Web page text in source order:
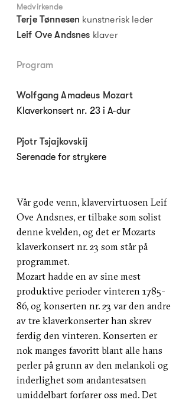
Medvirkende
Terje Tønnesen kunstnerisk leder
Leif Ove Andsnes klaver
Program
Wolfgang Amadeus Mozart
Klaverkonsert nr. 23 i A-dur
Pjotr Tsjajkovskij
Serenade for strykere
Vår gode venn, klavervirtuosen Leif
Ove Andsnes, er tilbake som solist
denne kvelden, og det er Mozarts
klaverkonsert nr. 23 som står på
programmet.
Mozart hadde en av sine mest
produktive perioder vinteren 1785-
86, og konserten nr. 23 var den andre
av tre klaverkonserter han skrev
ferdig den vinteren. Konserten er
nok manges favoritt blant alle hans
perler på grunn av den melankoli og
inderlighet som andantesatsen
umiddelbart forfører oss med. Det